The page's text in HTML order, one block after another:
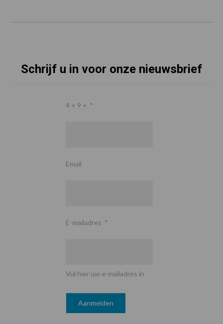
Schrijf u in voor onze nieuwsbrief
4 + 9 = *
Email
E-mailadres *
Vul hier uw e-mailadres in